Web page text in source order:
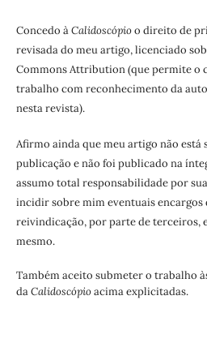
Concedo àCalidoscópioo direito de
revisada do meu artigo, licenciado
Commons Attribution (que permite o
trabalho com reconhecimento da
nesta revista).
Afirmo ainda que meu artigo não está
publicação e não foi publicado na
assumo total responsabilidade por
incidir sobre mim eventuais encargos
reivindicação, por parte de terceiros,
mesmo.
Também aceito submeter o trabalho
daCalidoscópioacima explicitadas.